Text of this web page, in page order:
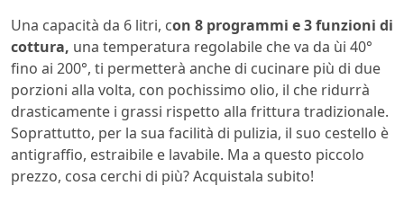
Una capacità da 6 litri, con 8 programmi e 3 funzioni di
cottura, una temperatura regolabile che va da ùi 40°
fino ai 200°, ti permetterà anche di cucinare più di due
porzioni alla volta, con pochissimo olio, il che ridurrà
drasticamente i grassi rispetto alla frittura tradizionale.
Soprattutto, per la sua facilità di pulizia, il suo cestello è
antigraffio, estraibile e lavabile. Ma a questo piccolo
prezzo, cosa cerchi di più? Acquistala subito!